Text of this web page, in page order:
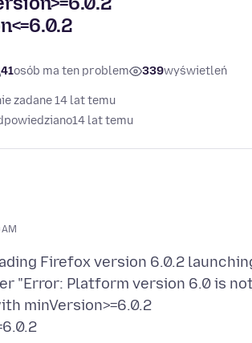
41osób ma ten problem 339wyświetleń
zadane 14 lat temu
14 lat temu
Firefox version 6.0.2
"Error: Platform version 6.0 is
minVersion>=6.0.2